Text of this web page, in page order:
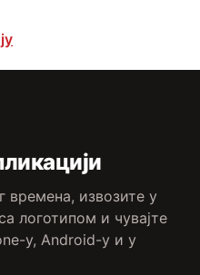
времена, извозите у
логотипом и чувајте
у, Android-у и у